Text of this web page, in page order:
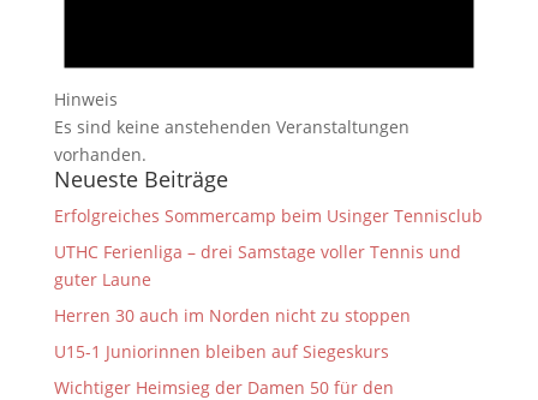
Hinweis
Es sind keine anstehenden Veranstaltungen
vorhanden.
Neueste Beiträge
Erfolgreiches Sommercamp beim Usinger Tennisclub
UTHC Ferienliga – drei Samstage voller Tennis und
guter Laune
Herren 30 auch im Norden nicht zu stoppen
U15-1 Juniorinnen bleiben auf Siegeskurs
Wichtiger Heimsieg der Damen 50 für den